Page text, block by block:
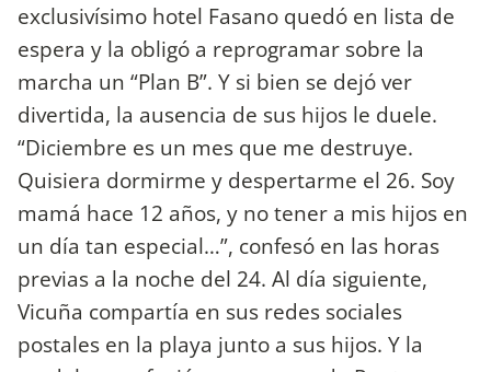
exclusivísimo hotel Fasano quedó en lista de
espera y la obligó a reprogramar sobre la
marcha un “Plan B”. Y si bien se dejó ver
divertida, la ausencia de sus hijos le duele.
“Diciembre es un mes que me destruye.
Quisiera dormirme y despertarme el 26. Soy
mamá hace 12 años, y no tener a mis hijos en
un día tan especial…”, confesó en las horas
previas a la noche del 24. Al día siguiente,
Vicuña compartía en sus redes sociales
postales en la playa junto a sus hijos. Y la